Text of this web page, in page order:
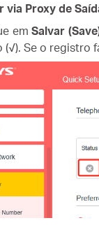
via Proxy de
emSalvar
Se o registro